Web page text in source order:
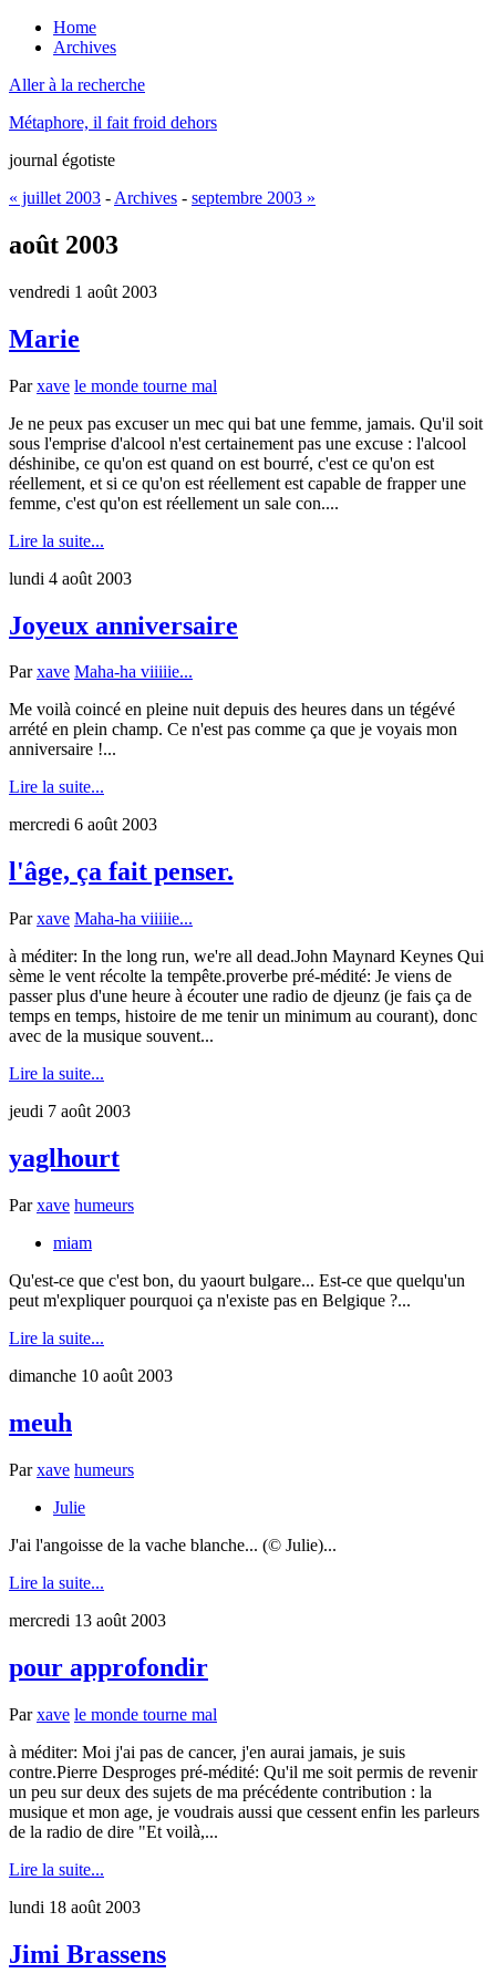
Home
Archives
Aller à la recherche
Métaphore, il fait froid dehors
journal égotiste
« juillet 2003 - Archives - septembre 2003 »
août 2003
vendredi 1 août 2003
Marie
Parxave le monde tourne mal
Je ne peux pas excuser un mec qui bat une femme, jamais. Qu'il soit
sous l'emprise d'alcool n'est certainement pas une excuse : l'alcool
déshinibe, ce qu'on est quand on est bourré, c'est ce qu'on est
réellement, et si ce qu'on est réellement est capable de frapper une
femme, c'est qu'on est réellement un sale con....
Lire la suite...
lundi 4 août 2003
Joyeux anniversaire
Parxave Maha-ha viiiiie...
Me voilà coincé en pleine nuit depuis des heures dans un tégévé
arrété en plein champ. Ce n'est pas comme ça que je voyais mon
anniversaire !...
Lire la suite...
mercredi 6 août 2003
l'âge, ça fait penser.
Parxave Maha-ha viiiiie...
à méditer: In the long run, we're all dead.John Maynard Keynes Qui
sème le vent récolte la tempête.proverbe pré-médité: Je viens de
passer plus d'une heure à écouter une radio de djeunz (je fais ça de
temps en temps, histoire de me tenir un minimum au courant), donc
avec de la musique souvent...
Lire la suite...
jeudi 7 août 2003
yaglhourt
Parxave humeurs
miam
Qu'est-ce que c'est bon, du yaourt bulgare... Est-ce que quelqu'un
peut m'expliquer pourquoi ça n'existe pas en Belgique ?...
Lire la suite...
dimanche 10 août 2003
meuh
Parxave humeurs
Julie
J'ai l'angoisse de la vache blanche... (© Julie)...
Lire la suite...
mercredi 13 août 2003
pour approfondir
Parxave le monde tourne mal
à méditer: Moi j'ai pas de cancer, j'en aurai jamais, je suis
contre.Pierre Desproges pré-médité: Qu'il me soit permis de revenir
un peu sur deux des sujets de ma précédente contribution : la
musique et mon age, je voudrais aussi que cessent enfin les parleurs
de la radio de dire "Et voilà,...
Lire la suite...
lundi 18 août 2003
Jimi Brassens